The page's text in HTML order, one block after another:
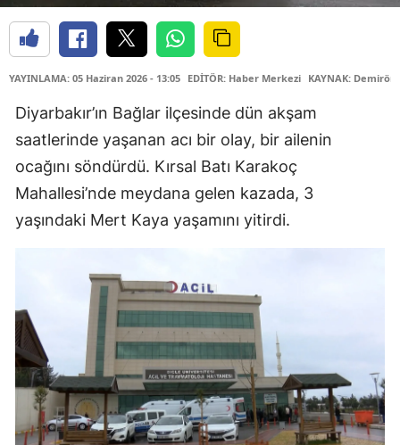
YAYINLAMA: 05 Haziran 2026 - 13:05 EDİTÖR: Haber Merkezi KAYNAK:
Diyarbakır’ın Bağlar ilçesinde dün akşam
saatlerinde yaşanan acı bir olay, bir ailenin
ocağını söndürdü. Kırsal Batı Karakoç
Mahallesi’nde meydana gelen kazada, 3
yaşındaki Mert Kaya yaşamını yitirdi.